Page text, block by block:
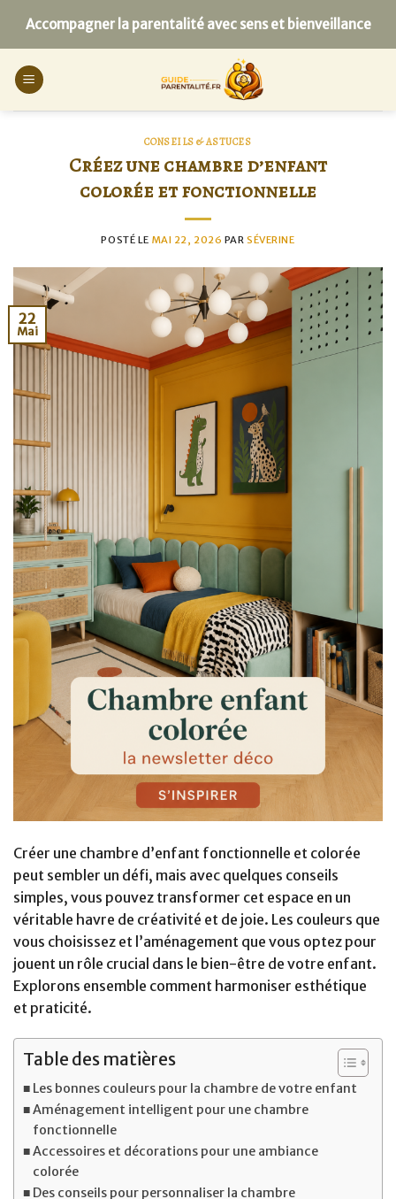
content
Accompagner la parentalité avec sens et bienveillance
CONSEILS & ASTUCES
Créez une chambre d’enfant
colorée et fonctionnelle
POSTÉ LE MAI 22, 2026 PARSÉVERINE
22
Mai
Créer une chambre d’enfant fonctionnelle et colorée
peut sembler un défi, mais avec quelques conseils
simples, vous pouvez transformer cet espace en un
véritable havre de créativité et de joie. Les couleurs que
vous choisissez et l’aménagement que vous optez pour
jouent un rôle crucial dans le bien-être de votre enfant.
Explorons ensemble comment harmoniser esthétique
et praticité.
Table des matières
Les bonnes couleurs pour la chambre de votre enfant
Aménagement intelligent pour une chambre
fonctionnelle
Accessoires et décorations pour une ambiance
colorée
Des conseils pour personnaliser la chambre